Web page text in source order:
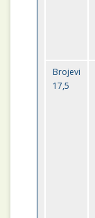
Brojevi
17,5